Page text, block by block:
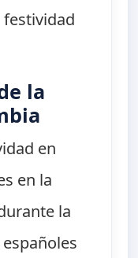
la
en
en la
la